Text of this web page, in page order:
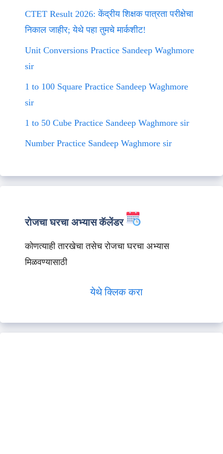
CTET Result 2026: केंद्रीय शिक्षक पात्रता परीक्षेचा
निकाल जाहीर; येथे पहा तुमचे मार्कशीट!
Unit Conversions Practice Sandeep Waghmore
sir
1 to 100 Square Practice Sandeep Waghmore
sir
1 to 50 Cube Practice Sandeep Waghmore sir
Number Practice Sandeep Waghmore sir
रोजचा घरचा अभ्यास कॅलेंडर
कोणत्याही तारखेचा तसेच रोजचा घरचा अभ्यास
मिळवण्यासाठी
येथे क्लिक करा